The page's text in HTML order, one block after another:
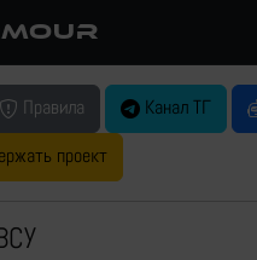
Правила Канал ТГ
проект